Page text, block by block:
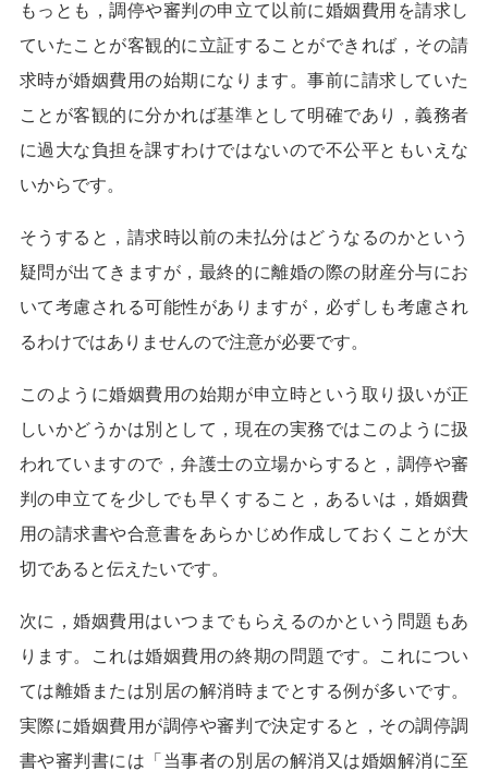
もっとも，調停や審判の申立て以前に婚姻費用を請求し
ていたことが客観的に立証することができれば，その請
求時が婚姻費用の始期になります。事前に請求していた
ことが客観的に分かれば基準として明確であり，義務者
に過大な負担を課すわけではないので不公平ともいえな
いからです。
そうすると，請求時以前の未払分はどうなるのかという
疑問が出てきますが，最終的に離婚の際の財産分与にお
いて考慮される可能性がありますが，必ずしも考慮され
るわけではありませんので注意が必要です。
このように婚姻費用の始期が申立時という取り扱いが正
しいかどうかは別として，現在の実務ではこのように扱
われていますので，弁護士の立場からすると，調停や審
判の申立てを少しでも早くすること，あるいは，婚姻費
用の請求書や合意書をあらかじめ作成しておくことが大
切であると伝えたいです。
次に，婚姻費用はいつまでもらえるのかという問題もあ
ります。これは婚姻費用の終期の問題です。これについ
ては離婚または別居の解消時までとする例が多いです。
実際に婚姻費用が調停や審判で決定すると，その調停調
書や審判書には「当事者の別居の解消又は婚姻解消に至